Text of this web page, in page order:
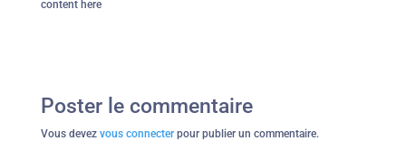
content here
Poster le commentaire
Vous devez vous connecterpour publier un commentaire.